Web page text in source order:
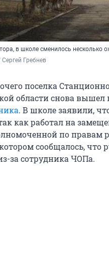
в школе сменилось несколько
Гребнев
поселка
области снова вышел
. В школе заявили,
как работал на
по правам
сообщалось,
за сотрудника ЧОПа.